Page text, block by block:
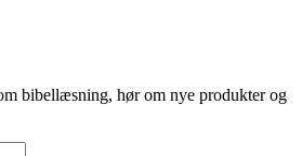
bibellæsning, hør om nye produkter og